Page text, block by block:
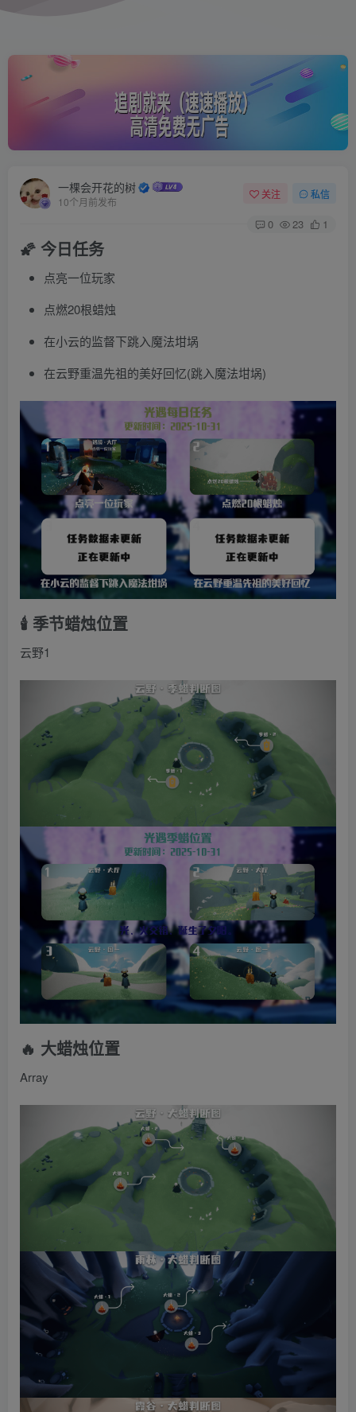
一棵会开花的树
10个月前发布
关注 私信
0 23 1
🌠 今日任务
点亮一位玩家
点燃20根蜡烛
在小云的监督下跳入魔法坩埚
在云野重温先祖的美好回忆(跳入魔法坩埚)
🕯️ 季节蜡烛位置
云野1
🔥 大蜡烛位置
Array